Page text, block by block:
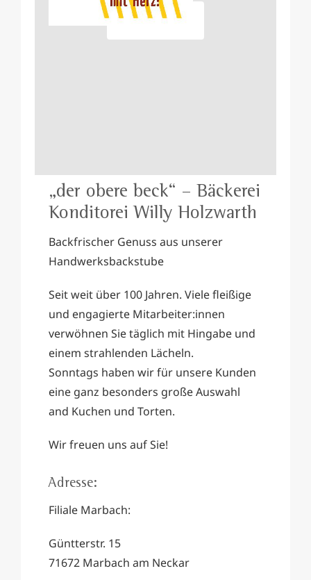
I Accept
„der obere beck“ – Bäckerei
Konditorei Willy Holzwarth
Backfrischer Genuss aus unserer
Handwerksbackstube
Seit weit über 100 Jahren. Viele fleißige
und engagierte Mitarbeiter:innen
verwöhnen Sie täglich mit Hingabe und
einem strahlenden Lächeln.
Sonntags haben wir für unsere Kunden
eine ganz besonders große Auswahl
and Kuchen und Torten.
Wir freuen uns auf Sie!
Adresse:
Filiale Marbach:
Güntterstr. 15
71672 Marbach am Neckar